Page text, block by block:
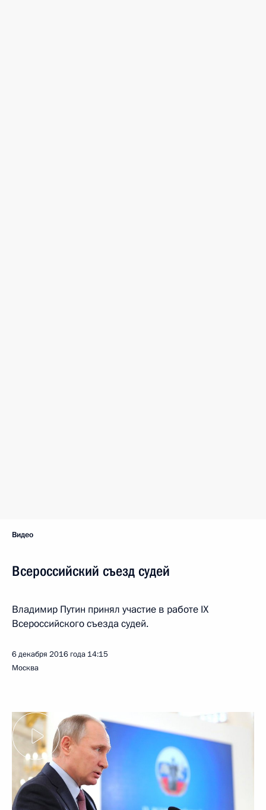
Видео
Всероссийский съезд судей
Владимир Путин принял участие в работе IX
Всероссийского съезда судей.
6 декабря 2016 года 14:15
Москва